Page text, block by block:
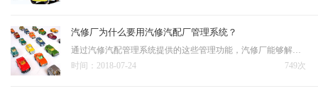
汽修厂为什么要用汽修汽配厂管理系统？
通过汽修汽配管理系统提供的这些管理功能，汽修厂能够解决很多管理上的难题，让业务流程运行更加规范，企业得到更好的发展。
749次
时间：2018-07-24